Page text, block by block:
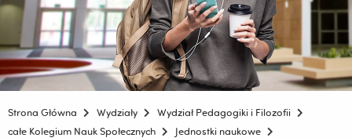
Strona Główna Wydziały
Wydział Pedagogiki i Filozofii
całe Kolegium Nauk Społecznych
Jednostki naukowe